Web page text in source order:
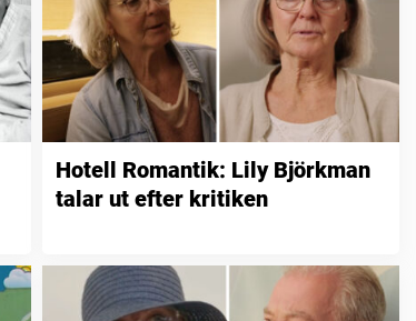
Hotell Romantik: Lily Björkman
talar ut efter kritiken